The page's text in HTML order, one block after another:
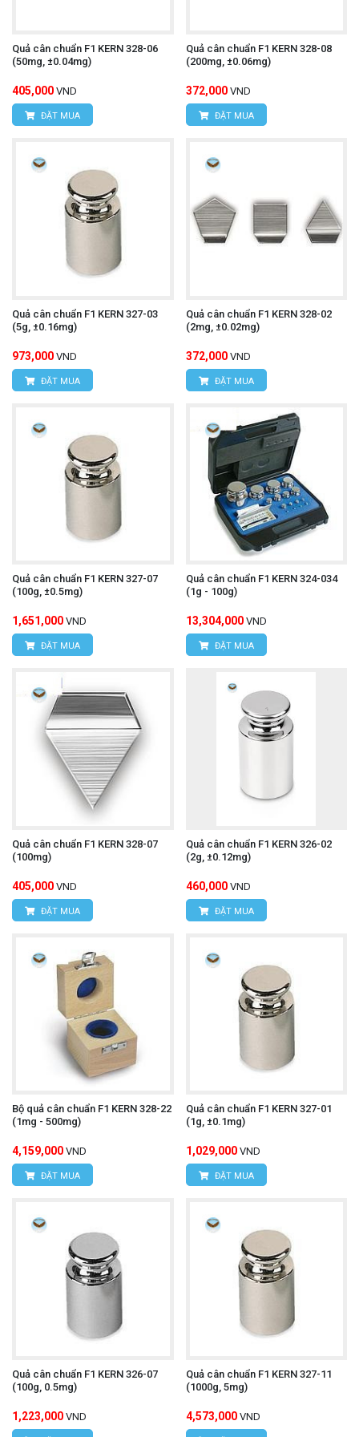
Quả cân chuẩn F1 KERN 328-06
(50mg, ±0.04mg)
405,000 VND
ĐẶT MUA
Quả cân chuẩn F1 KERN 328-08
(200mg, ±0.06mg)
372,000 VND
ĐẶT MUA
Quả cân chuẩn F1 KERN 327-03
(5g, ±0.16mg)
973,000 VND
ĐẶT MUA
Quả cân chuẩn F1 KERN 328-02
(2mg, ±0.02mg)
372,000 VND
ĐẶT MUA
Quả cân chuẩn F1 KERN 327-07
(100g, ±0.5mg)
1,651,000 VND
ĐẶT MUA
Quả cân chuẩn F1 KERN 324-034
(1g - 100g)
13,304,000 VND
ĐẶT MUA
Quả cân chuẩn F1 KERN 328-07
(100mg)
405,000 VND
ĐẶT MUA
Quả cân chuẩn F1 KERN 326-02
(2g, ±0.12mg)
460,000 VND
ĐẶT MUA
Bộ quả cân chuẩn F1 KERN 328-22
(1mg - 500mg)
4,159,000 VND
ĐẶT MUA
Quả cân chuẩn F1 KERN 327-01
(1g, ±0.1mg)
1,029,000 VND
ĐẶT MUA
Quả cân chuẩn F1 KERN 326-07
(100g, 0.5mg)
1,223,000 VND
Quả cân chuẩn F1 KERN 327-11
(1000g, 5mg)
4,573,000 VND